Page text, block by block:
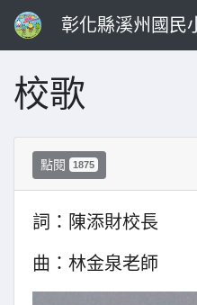
彰化縣溪州國民
校歌
點閱 1875
詞：陳添財校長
曲：林金泉老師